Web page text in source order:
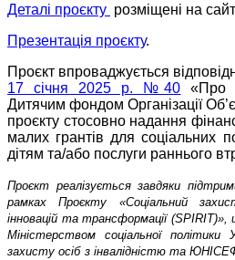
Деталі проєкту розміщені на
Презентація проєкту.
Проєкт впроваджується
17 січня 2025 р. №40 «Про
Дитячим фондом Організації
проєкту стосовно надання
малих грантів для соціальних
дітям та/або послуги раннього
Проєкт реалізується завдяки
рамках Проєкту «Соціальний
інновацій та трансформації (SPIRIT)»,
Міністерством соціальної політики
захисту осіб з інвалідністю та